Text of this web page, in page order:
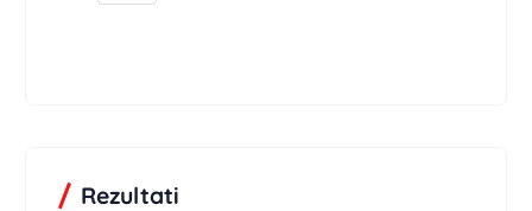
Rezultati